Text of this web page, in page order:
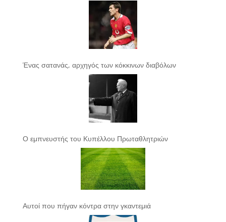
Ένας σατανάς, αρχηγός των κόκκινων διαβόλων
Ο εμπνευστής του Κυπέλλου Πρωταθλητριών
Αυτοί που πήγαν κόντρα στην γκαντεμιά